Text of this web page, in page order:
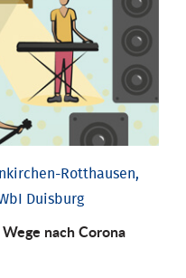
Rotthausen,
Duisburg
nach Corona